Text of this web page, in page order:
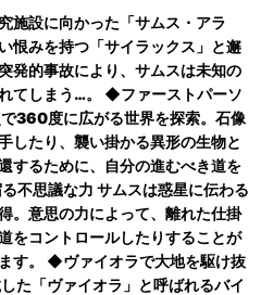
施設に向かった「サムス・アラ
恨みを持つ「サイラックス」と邂
発的事故により、サムスは未知の
てしまう…。 ◆ファーストパーソ
360度に広がる世界を探索。石像
したり、襲い掛かる異形の生物と
するために、自分の進むべき道を
不思議な力 サムスは惑星に伝わる
。意思の力によって、離れた仕掛
をコントロールしたりすることが
す。 ◆ヴァイオラで大地を駆け抜
た「ヴァイオラ」と呼ばれるバイ